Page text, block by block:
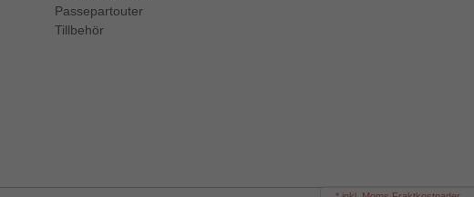
Passepartouter
Tillbehör